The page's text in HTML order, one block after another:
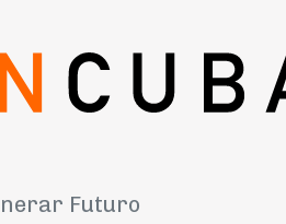
Futuro